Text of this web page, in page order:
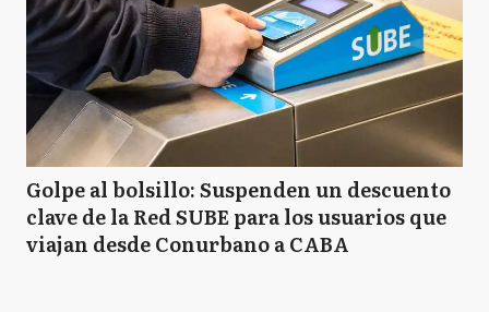
Golpe al bolsillo: Suspenden un descuento
clave de la Red SUBE para los usuarios que
viajan desde Conurbano a CABA